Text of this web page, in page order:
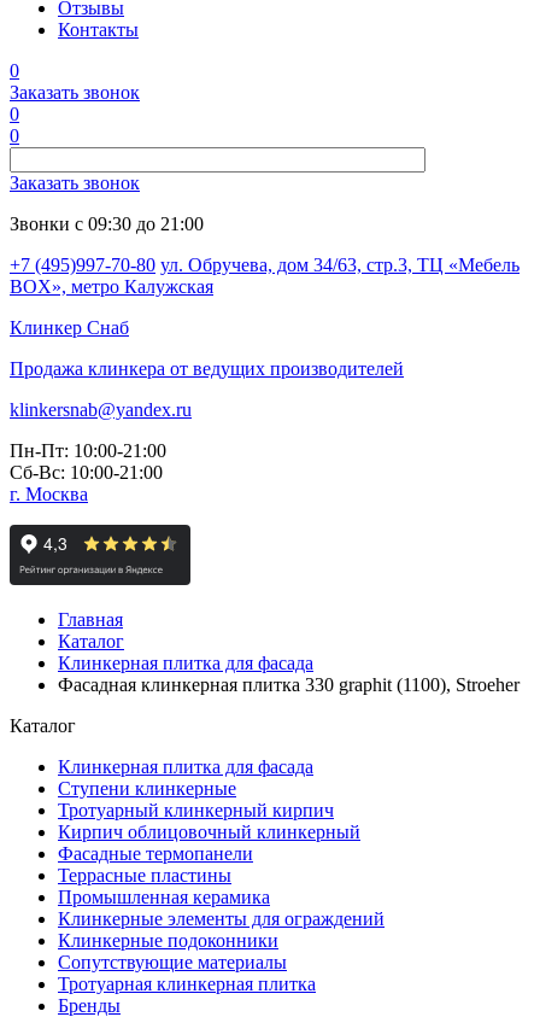
Отзывы
Контакты
0
Заказать звонок
0
0
Заказать звонок
Звонки с 09:30 до 21:00
+7 (495)997-70-80 ул. Обручева, дом 34/63, стр.3, ТЦ «Мебель
BOX», метро Калужская
Клинкер Снаб
Продажа клинкера от ведущих производителей
klinkersnab@yandex.ru
Пн-Пт: 10:00-21:00
Сб-Вс: 10:00-21:00
г. Москва
Главная
Каталог
Клинкерная плитка для фасада
Фасадная клинкерная плитка 330 graphit (1100), Stroeher
Каталог
Клинкерная плитка для фасада
Ступени клинкерные
Тротуарный клинкерный кирпич
Кирпич облицовочный клинкерный
Фасадные термопанели
Террасные пластины
Промышленная керамика
Клинкерные элементы для ограждений
Клинкерные подоконники
Сопутствующие материалы
Тротуарная клинкерная плитка
Бренды